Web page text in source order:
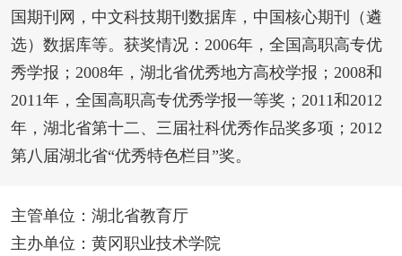
国期刊网，中文科技期刊数据库，中国核心期刊（遴
选）数据库等。获奖情况：2006年，全国高职高专优
秀学报；2008年，湖北省优秀地方高校学报；2008和
2011年，全国高职高专优秀学报一等奖；2011和2012
年，湖北省第十二、三届社科优秀作品奖多项；2012
第八届湖北省“优秀特色栏目”奖。
主管单位：湖北省教育厅
主办单位：黄冈职业技术学院